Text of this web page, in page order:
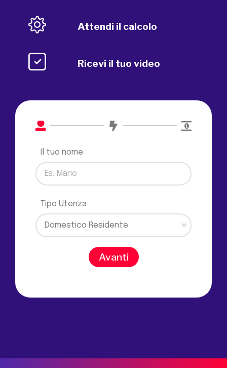
Attendi il calcolo
Ricevi il tuo video
Il tuo nome
Tipo Utenza
Avanti